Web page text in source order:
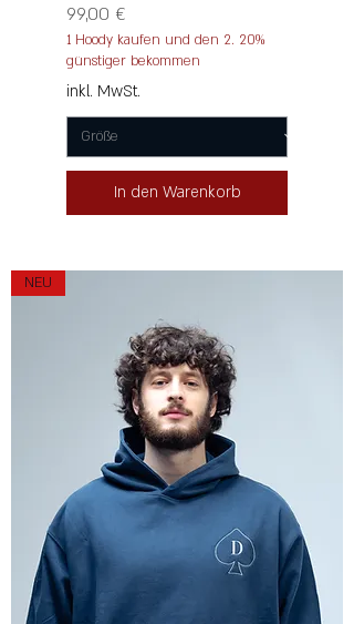
Preis
99,00 €
1 Hoody kaufen und den 2. 20%
günstiger bekommen
inkl. MwSt.
In den Warenkorb
NEU